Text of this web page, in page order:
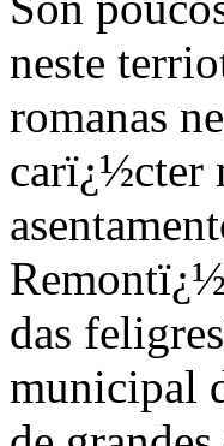
neste
romanas
carï¿½cter
das
municipal